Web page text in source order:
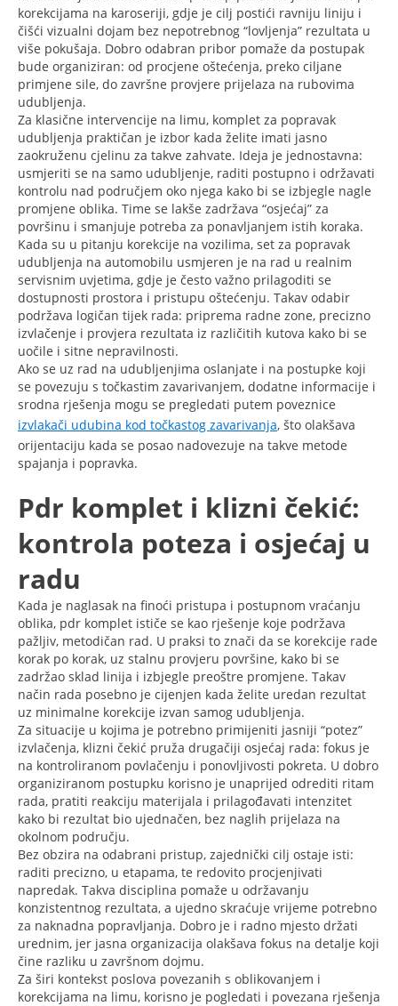
korekcijama na karoseriji, gdje je cilj postići ravniju liniju i
čišći vizualni dojam bez nepotrebnog “lovljenja” rezultata u
više pokušaja. Dobro odabran pribor pomaže da postupak
bude organiziran: od procjene oštećenja, preko ciljane
primjene sile, do završne provjere prijelaza na rubovima
udubljenja.
Za klasične intervencije na limu, komplet za popravak
udubljenja praktičan je izbor kada želite imati jasno
zaokruženu cjelinu za takve zahvate. Ideja je jednostavna:
usmjeriti se na samo udubljenje, raditi postupno i održavati
kontrolu nad područjem oko njega kako bi se izbjegle nagle
promjene oblika. Time se lakše zadržava “osjećaj” za
površinu i smanjuje potreba za ponavljanjem istih koraka.
Kada su u pitanju korekcije na vozilima, set za popravak
udubljenja na automobilu usmjeren je na rad u realnim
servisnim uvjetima, gdje je često važno prilagoditi se
dostupnosti prostora i pristupu oštećenju. Takav odabir
podržava logičan tijek rada: priprema radne zone, precizno
izvlačenje i provjera rezultata iz različitih kutova kako bi se
uočile i sitne nepravilnosti.
Ako se uz rad na udubljenjima oslanjate i na postupke koji
se povezuju s točkastim zavarivanjem, dodatne informacije i
srodna rješenja mogu se pregledati putem poveznice
izvlakači udubina kod točkastog zavarivanja, što olakšava
orijentaciju kada se posao nadovezuje na takve metode
spajanja i popravka.
Pdr komplet i klizni čekić:
kontrola poteza i osjećaj u
radu
Kada je naglasak na finoći pristupa i postupnom vraćanju
oblika, pdr komplet ističe se kao rješenje koje podržava
pažljiv, metodičan rad. U praksi to znači da se korekcije rade
korak po korak, uz stalnu provjeru površine, kako bi se
zadržao sklad linija i izbjegle preoštre promjene. Takav
način rada posebno je cijenjen kada želite uredan rezultat
uz minimalne korekcije izvan samog udubljenja.
Za situacije u kojima je potrebno primijeniti jasniji “potez”
izvlačenja, klizni čekić pruža drugačiji osjećaj rada: fokus je
na kontroliranom povlačenju i ponovljivosti pokreta. U dobro
organiziranom postupku korisno je unaprijed odrediti ritam
rada, pratiti reakciju materijala i prilagođavati intenzitet
kako bi rezultat bio ujednačen, bez naglih prijelaza na
okolnom području.
Bez obzira na odabrani pristup, zajednički cilj ostaje isti:
raditi precizno, u etapama, te redovito procjenjivati
napredak. Takva disciplina pomaže u održavanju
konzistentnog rezultata, a ujedno skraćuje vrijeme potrebno
za naknadna popravljanja. Dobro je i radno mjesto držati
urednim, jer jasna organizacija olakšava fokus na detalje koji
čine razliku u završnom dojmu.
Za širi kontekst poslova povezanih s oblikovanjem i
korekcijama na limu, korisno je pogledati i povezana rješenja